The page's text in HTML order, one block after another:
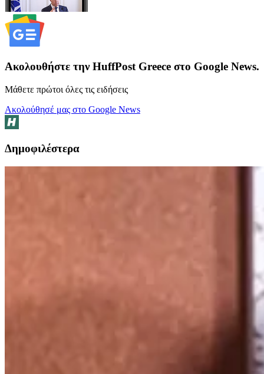
Ακολουθήστε την HuffPost Greece στο Google News.
Μάθετε πρώτοι όλες τις ειδήσεις
Ακολούθησέ μας στο Google News
Δημοφιλέστερα